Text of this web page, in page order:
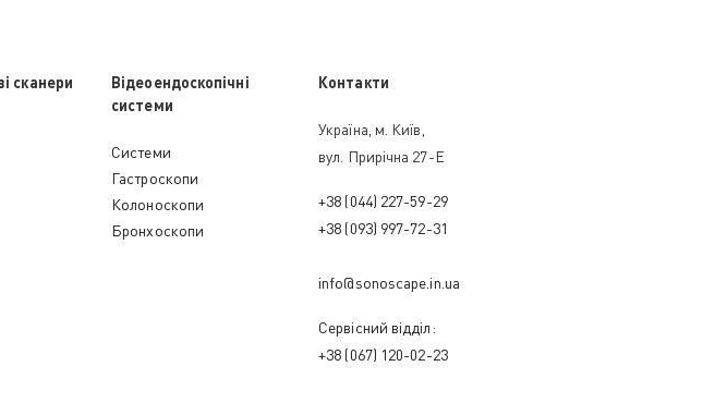
сканери
Відеоендоскопічні
системи
Cистеми
Гастроскопи
Колоноскопи
Бронхоскопи
Контакти
Україна, м. Київ,
вул. Прирічна 27-Е
+38 (044) 227-59-29
+38 (093) 997-72-31
info@sonoscape.in.ua
Сервісний відділ:
+38 (067) 120-02-23